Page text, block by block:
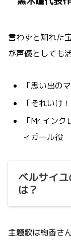
言わずと知れた
が声優としても
「思い出の
「それいけ
「Mr.イン
ィガール役
ベルサイ
は？
主題歌は絢香さ